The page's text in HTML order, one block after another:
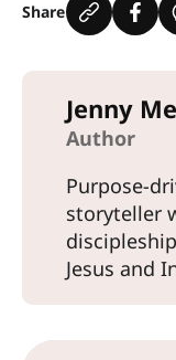
Share
Jenny
Author
Purpose-
storyteller
Jesus and